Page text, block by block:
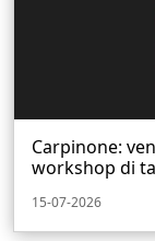
Carpinone:
workshop di
15-07-2026